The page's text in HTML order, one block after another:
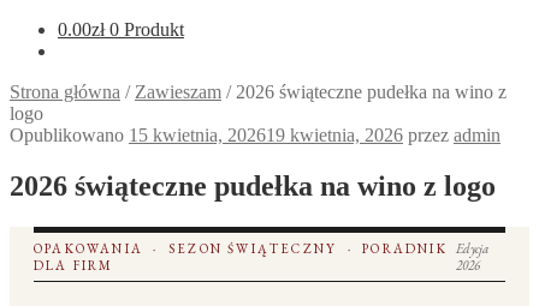
0.00zł 0 Produkt
Strona główna / Zawieszam / 2026 świąteczne pudełka na wino z
logo
Opublikowano 15 kwietnia, 202619 kwietnia, 2026 przez admin
2026 świąteczne pudełka na wino z logo
OPAKOWANIA · SEZON ŚWIĄTECZNY · PORADNIK
DLA FIRM
Edycja
2026